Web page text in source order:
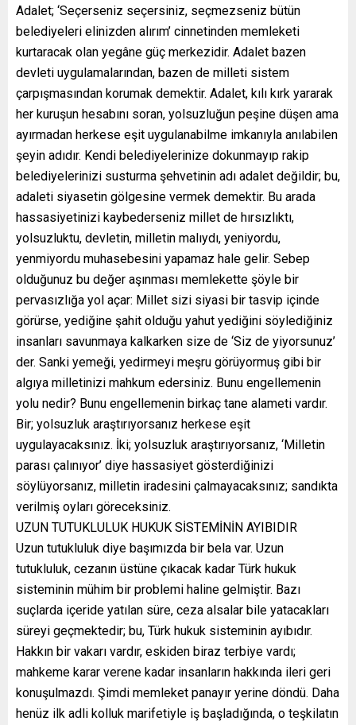
Adalet; ‘Seçerseniz seçersiniz, seçmezseniz bütün
belediyeleri elinizden alırım’ cinnetinden memleketi
kurtaracak olan yegâne güç merkezidir. Adalet bazen
devleti uygulamalarından, bazen de milleti sistem
çarpışmasından korumak demektir. Adalet, kılı kırk yararak
her kuruşun hesabını soran, yolsuzluğun peşine düşen ama
ayırmadan herkese eşit uygulanabilme imkanıyla anılabilen
şeyin adıdır. Kendi belediyelerinize dokunmayıp rakip
belediyelerinizi susturma şehvetinin adı adalet değildir; bu,
adaleti siyasetin gölgesine vermek demektir. Bu arada
hassasiyetinizi kaybederseniz millet de hırsızlıktı,
yolsuzluktu, devletin, milletin malıydı, yeniyordu,
yenmiyordu muhasebesini yapamaz hale gelir. Sebep
olduğunuz bu değer aşınması memlekette şöyle bir
pervasızlığa yol açar: Millet sizi siyasi bir tasvip içinde
görürse, yediğine şahit olduğu yahut yediğini söylediğiniz
insanları savunmaya kalkarken size de ‘Siz de yiyorsunuz’
der. Sanki yemeği, yedirmeyi meşru görüyormuş gibi bir
algıya milletinizi mahkum edersiniz. Bunu engellemenin
yolu nedir? Bunu engellemenin birkaç tane alameti vardır.
Bir; yolsuzluk araştırıyorsanız herkese eşit
uygulayacaksınız. İki; yolsuzluk araştırıyorsanız, ‘Milletin
parası çalınıyor’ diye hassasiyet gösterdiğinizi
söylüyorsanız, milletin iradesini çalmayacaksınız; sandıkta
verilmiş oyları göreceksiniz.
UZUN TUTUKLULUK HUKUK SİSTEMİNİN AYIBIDIR
Uzun tutukluluk diye başımızda bir bela var. Uzun
tutukluluk, cezanın üstüne çıkacak kadar Türk hukuk
sisteminin mühim bir problemi haline gelmiştir. Bazı
suçlarda içeride yatılan süre, ceza alsalar bile yatacakları
süreyi geçmektedir; bu, Türk hukuk sisteminin ayıbıdır.
Hakkın bir vakarı vardır, eskiden biraz terbiye vardı;
mahkeme karar verene kadar insanların hakkında ileri geri
konuşulmazdı. Şimdi memleket panayır yerine döndü. Daha
henüz ilk adli kolluk marifetiyle iş başladığında, o teşkilatın